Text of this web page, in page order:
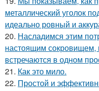
металлический уголок
идеально ровный и
20. Насладимся этим
настоящим сокровищем,
встречаются в одном
21. Как это мило.
22. Простой и